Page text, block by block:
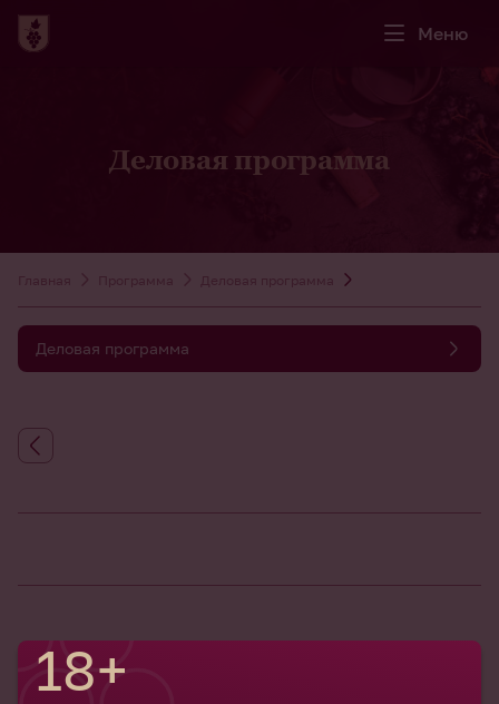
Меню
Деловая программа
Главная Программа Деловая программа
Деловая программа
18+